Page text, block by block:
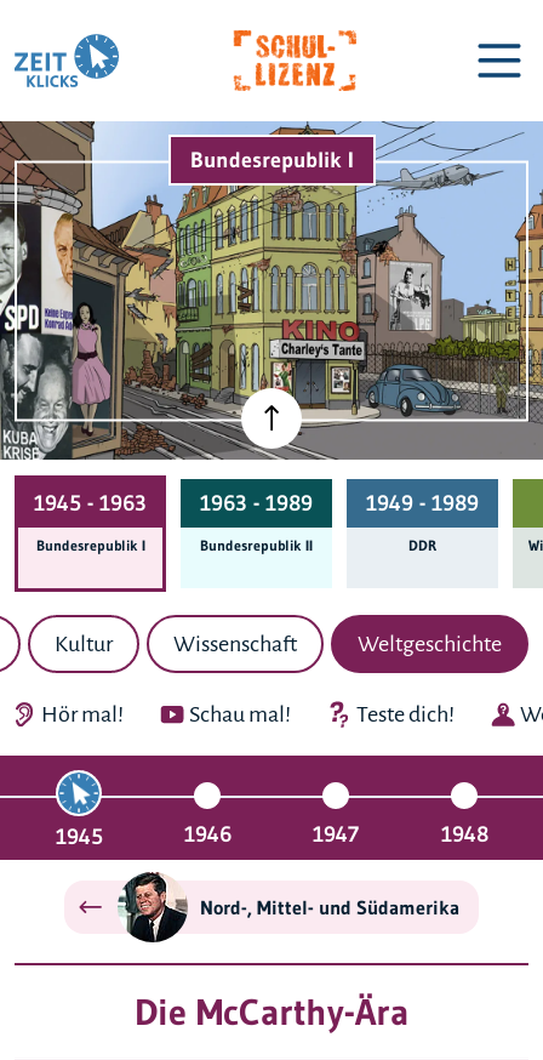
Biographien Lexikon
Bundesrepublik I
1945 - 1963
Bundes­republik I
1963 - 1989
Bundes­republik II
1949 - 1989
DDR
Kultur Wissenschaft Weltgeschichte
Hör mal! Schau mal! Teste dich!
1945 1946 1947 1948
Nord-, Mittel- und Südamerika
Die McCarthy-Ära